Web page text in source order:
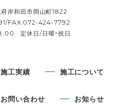
岸和田市岡山町1822
FAX.072-424-7792
定休日/日曜・祝日
施工実績 施工について
お問い合わせ お知らせ